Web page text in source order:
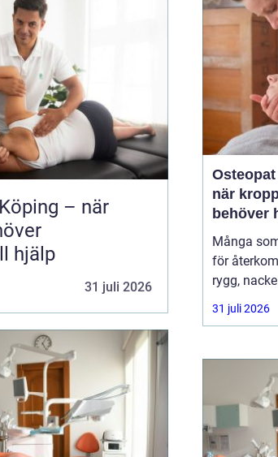
– när
hjälp
31 juli 2026
sysslor.
när
behöver
hitta
Många
för
rygg,
har redan
träning, vila
besvären
intresset
31 juli 2026